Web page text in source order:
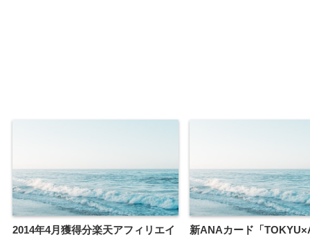
2014年4月獲得分楽天アフィリエイ
新ANAカード「